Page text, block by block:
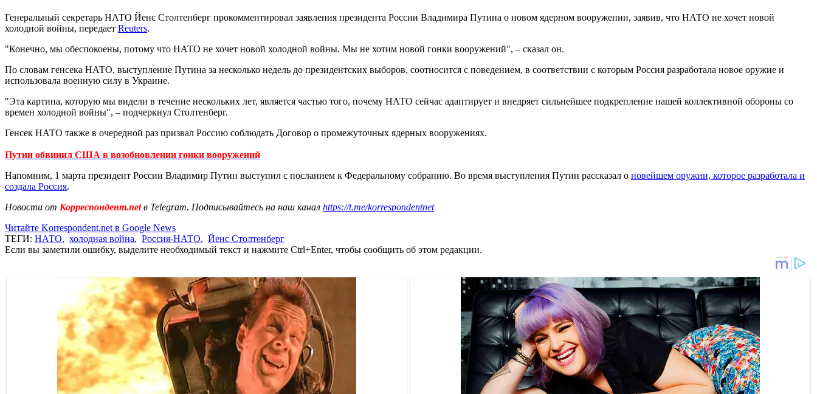
Генеральный секретарь НАТО Йенс Столтенберг прокомментировал заявления президента России Владимира Путина о новом ядерном вооружении, заявив, что НАТО не хочет новой
холодной войны, передает Reuters.
"Конечно, мы обеспокоены, потому что НАТО не хочет новой холодной войны. Мы не хотим новой гонки вооружений", – сказал он.
По словам генсека НАТО, выступление Путина за несколько недель до президентских выборов, соотносится с поведением, в соответствии с которым Россия разработала новое оружие и
использовала военную силу в Украине.
"Эта картина, которую мы видели в течение нескольких лет, является частью того, почему НАТО сейчас адаптирует и внедряет сильнейшее подкрепление нашей коллективной обороны со
времен холодной войны", – подчеркнул Столтенберг.
Генсек НАТО также в очередной раз призвал Россию соблюдать Договор о промежуточных ядерных вооружениях.
Путин обвинил США в возобновлении гонки вооружений
Напомним, 1 марта президент России Владимир Путин выступил с посланием к Федеральному собранию. Во время выступления Путин рассказал о новейшем оружии, которое разработала и
создала Россия.
Новости от Корреспондент.netв Telegram. Подписывайтесь на наш канал https://t.me/korrespondentnet
Читайте Korrespondent.net в Google News
ТЕГИ: НАТО, холодная война, Россия-НАТО, Йенс Столтенберг
Если вы заметили ошибку, выделите необходимый текст и нажмите Ctrl+Enter, чтобы сообщить об этом редакции.